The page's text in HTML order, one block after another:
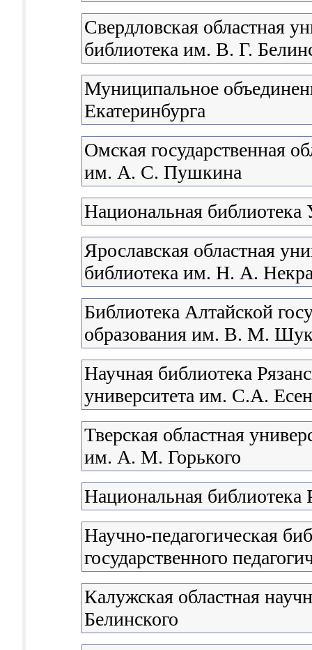
Свердловская областная
библиотека им. В. Г.
Муниципальное
Екатеринбурга
Омская государственная
им. А. С. Пушкина
Национальная
Ярославская областная
библиотека им. Н. А.
Библиотека Алтайской
образования им. В. М.
Научная библиотека
университета им. С.А.
Тверская областная
им. А. М. Горького
Национальная библиотека
Научно-педагогическая
государственного
Калужская областная
Белинского